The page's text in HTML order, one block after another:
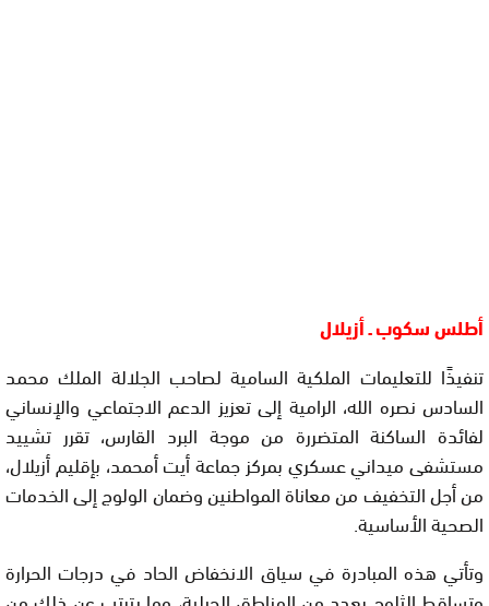
أطلس سكوب ـ أزيلال
تنفيذًا للتعليمات الملكية السامية لصاحب الجلالة الملك محمد
السادس نصره الله، الرامية إلى تعزيز الدعم الاجتماعي والإنساني
لفائدة الساكنة المتضررة من موجة البرد القارس، تقرر تشييد
مستشفى ميداني عسكري بمركز جماعة أيت أمحمد، بإقليم أزيلال،
من أجل التخفيف من معاناة المواطنين وضمان الولوج إلى الخدمات
الصحية الأساسية.
وتأتي هذه المبادرة في سياق الانخفاض الحاد في درجات الحرارة